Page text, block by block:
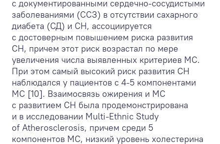
с документированными сердечно-сосудистыми
заболеваниями (ССЗ) в отсутствии сахарного
диабета (СД) и СН, ассоциируется
с достоверным повышением риска развития
СН, причем этот риск возрастал по мере
увеличения числа выявленных критериев МС.
При этом самый высокий риск развития СН
наблюдался у пациентов с 4-5 компонентами
МС [10]. Взаимосвязь ожирения и МС
с развитием СН была продемонстрирована
и в исследовании Multi-Ethnic Study
of Atherosclerosis, причем среди 5
компонентов МС, низкий уровень холестерина